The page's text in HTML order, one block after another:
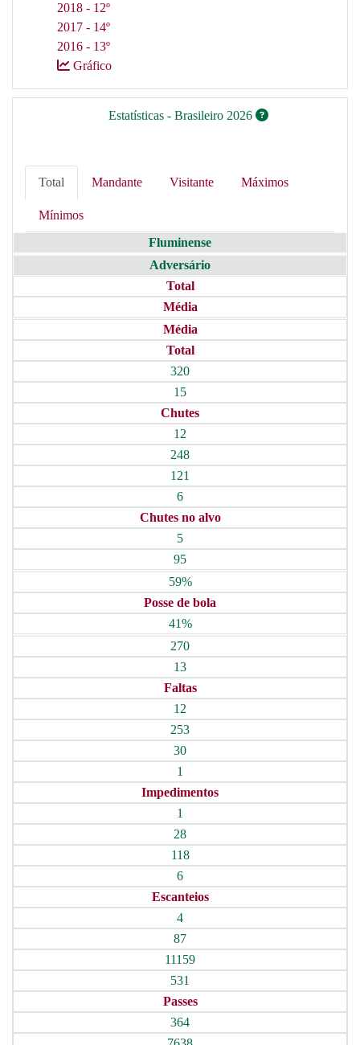
2018 - 12º
2017 - 14º
2016 - 13º
Gráfico
Estatísticas - Brasileiro 2026
Total Mandante Visitante Máximos
Mínimos
Fluminense
Adversário
Total
Média
Média
Total
320
15
Chutes
12
248
121
6
Chutes no alvo
5
95
59%
Posse de bola
41%
270
13
Faltas
12
253
30
1
Impedimentos
1
28
118
6
Escanteios
4
87
11159
531
Passes
364